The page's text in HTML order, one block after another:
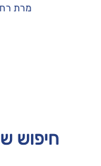
חיפוש
מרת